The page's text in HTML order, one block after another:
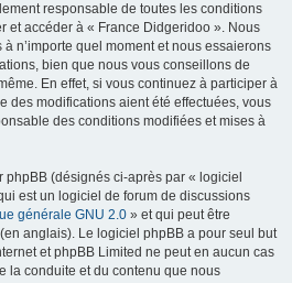
responsable de toutes les conditions
et accéder à « France Didgeridoo ». Nous
n’importe quel moment et nous essaierons
bien que nous vous conseillons de
En effet, si vous continuez à participer à
des modifications aient été effectuées, vous
des conditions modifiées et mises à
phpBB (désignés ci-après par « logiciel
est un logiciel de forum de discussions
générale GNU 2.0 » et qui peut être
(en anglais). Le logiciel phpBB a pour seul but
et phpBB Limited ne peut en aucun cas
la conduite et du contenu que nous